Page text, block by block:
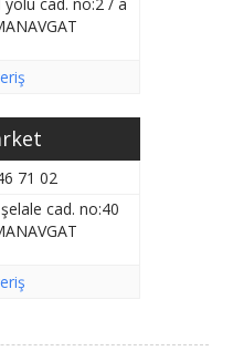
71 02
cad. no:40